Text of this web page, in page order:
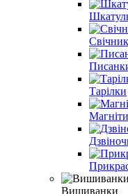
Тарілки
Магніти
Вишиванки